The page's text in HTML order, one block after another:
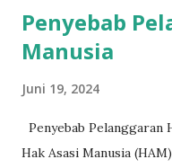
dalam kehidupan
Realisasi ini dapat
Sikap positif tersebut
penerapan sila-sila
Maha Esa a. Hormat-
Penyebab
Manusia
Juni 19, 2024
Penyebab
Hak Asasi Manusia